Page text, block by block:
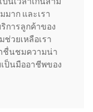
เป็นเวลาเกินสาม
มาก และเรา
การลูกค้าของ
วยเหลือเรา
าชื่นชมความน่า
ป็นมืออาชีพของ